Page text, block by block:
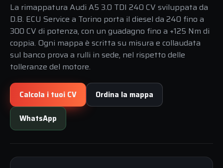
La rimappatura Audi A5 3.0 TDI 240 CV sviluppata da
D.B. ECU Service a Torino porta il diesel da 240 fino a
300 CV di potenza, con un guadagno fino a +125 Nm di
coppia. Ogni mappa è scritta su misura e collaudata
sul banco prova a rulli in sede, nel rispetto delle
tolleranze del motore.
Calcola i tuoi CV Ordina la mappa
WhatsApp